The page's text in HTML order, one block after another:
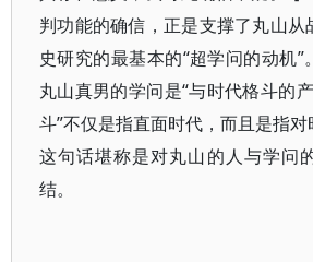
判功能的确信，正是支撑了丸山从
史研究的最基本的“超学问的动机”
丸山真男的学问是“与时代格斗的
斗”不仅是指直面时代，而且是指对
这句话堪称是对丸山的人与学问
结。